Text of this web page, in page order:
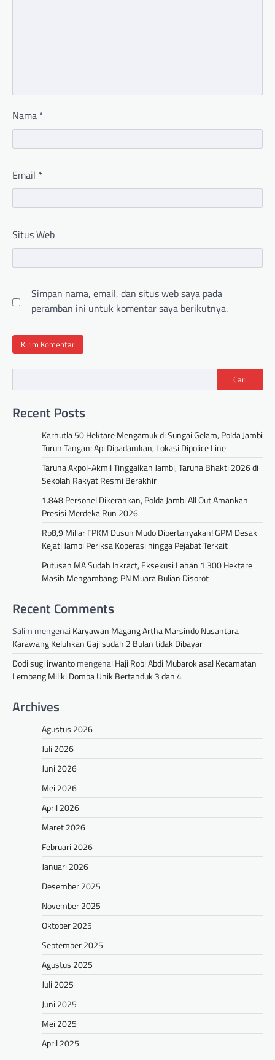
Nama *
Email *
Situs Web
Simpan nama, email, dan situs web saya pada
peramban ini untuk komentar saya berikutnya.
Cari
Recent Posts
Karhutla 50 Hektare Mengamuk di Sungai Gelam, Polda Jambi
Turun Tangan: Api Dipadamkan, Lokasi Dipolice Line
Taruna Akpol-Akmil Tinggalkan Jambi, Taruna Bhakti 2026 di
Sekolah Rakyat Resmi Berakhir
1.848 Personel Dikerahkan, Polda Jambi All Out Amankan
Presisi Merdeka Run 2026
Rp8,9 Miliar FPKM Dusun Mudo Dipertanyakan! GPM Desak
Kejati Jambi Periksa Koperasi hingga Pejabat Terkait
Putusan MA Sudah Inkract, Eksekusi Lahan 1.300 Hektare
Masih Mengambang: PN Muara Bulian Disorot
Recent Comments
Salim mengenai Karyawan Magang Artha Marsindo Nusantara
Karawang Keluhkan Gaji sudah 2 Bulan tidak Dibayar
Dodi sugi irwantomengenai Haji Robi Abdi Mubarok asal Kecamatan
Lembang Miliki Domba Unik Bertanduk 3 dan 4
Archives
Agustus 2026
Juli 2026
Juni 2026
Mei 2026
April 2026
Maret 2026
Februari 2026
Januari 2026
Desember 2025
November 2025
Oktober 2025
September 2025
Agustus 2025
Juli 2025
Juni 2025
Mei 2025
April 2025